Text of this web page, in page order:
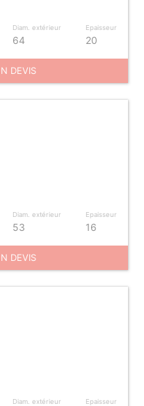
Diam. extérieur
64
Epaisseur
20
DEVIS
Diam. extérieur
53
Epaisseur
16
DEVIS
Diam. extérieur Epaisseur